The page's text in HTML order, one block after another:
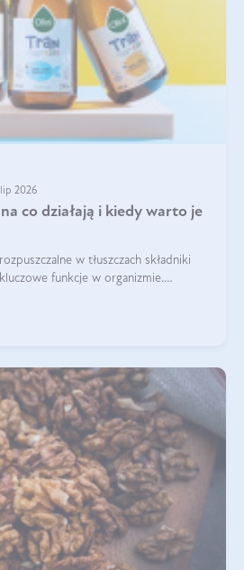
2026
co działają i kiedy warto je
w tłuszczach składniki
funkcje w organizmie.